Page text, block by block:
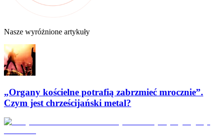
Nasze wyróżnione artykuły
„Organy kościelne potrafią zabrzmieć mrocznie”.
Czym jest chrześcijański metal?